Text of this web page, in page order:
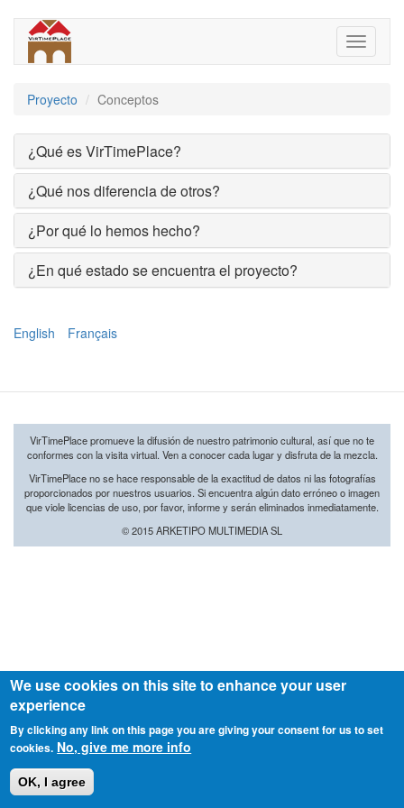
contenido
principal
Toggle
Proyecto Conceptos
¿Qué es VirTimePlace?
¿Qué nos diferencia de otros?
¿Por qué lo hemos hecho?
¿En qué estado se encuentra el proyecto?
English Français
VirTimePlace promueve la difusión de nuestro patrimonio cultural, así que no te
conformes con la visita virtual. Ven a conocer cada lugar y disfruta de la mezcla.
VirTimePlace no se hace responsable de la exactitud de datos ni las fotografías
proporcionados por nuestros usuarios. Si encuentra algún dato erróneo o imagen
que viole licencias de uso, por favor, informe y serán eliminados inmediatamente.
© 2015 ARKETIPO MULTIMEDIA SL
We use cookies on this site to enhance your user
experience
By clicking any link on this page you are giving your consent for us to set
cookies. No, give me more info
OK, I agree